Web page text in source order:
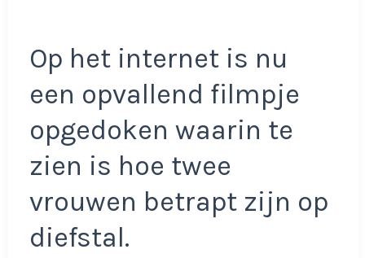
Op het internet is nu
een opvallend filmpje
opgedoken waarin te
zien is hoe twee
vrouwen betrapt zijn op
diefstal.